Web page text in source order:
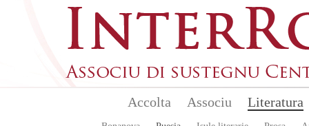
Accolta Associu Literatura